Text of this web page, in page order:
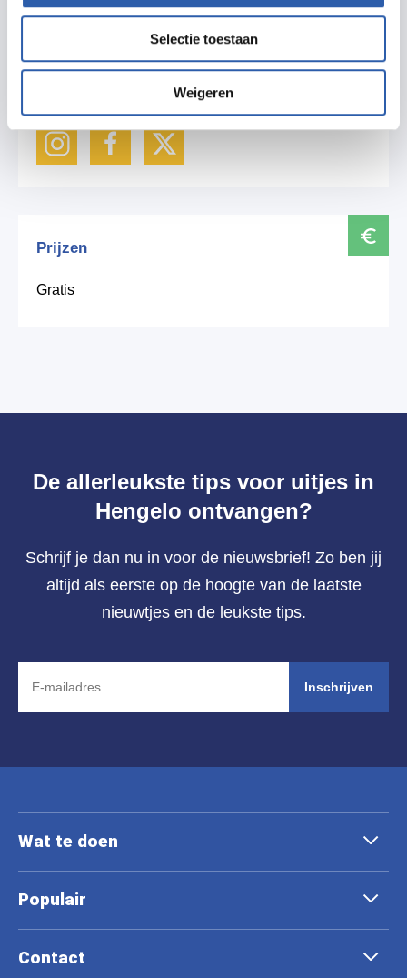
Selectie toestaan
Weigeren
wvandiepen4@gmail.com
Prijzen
Gratis
De allerleukste tips voor uitjes in
Hengelo ontvangen?
Schrijf je dan nu in voor de nieuwsbrief! Zo ben jij
altijd als eerste op de hoogte van de laatste
nieuwtjes en de leukste tips.
Inschrijven
Wat te doen
Populair
Contact